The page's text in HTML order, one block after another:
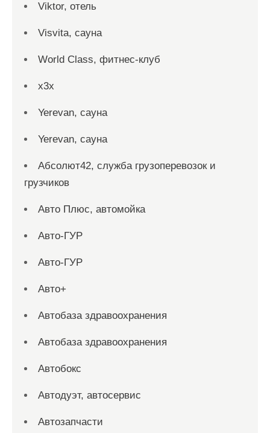
Viktor, отель
Visvita, сауна
World Class, фитнес-клуб
x3x
Yerevan, сауна
Yerevan, сауна
Абсолют42, служба грузоперевозок и
грузчиков
Авто Плюс, автомойка
Авто-ГУР
Авто-ГУР
Авто+
Автобаза здравоохранения
Автобаза здравоохранения
Автобокс
Автодуэт, автосервис
Автозапчасти